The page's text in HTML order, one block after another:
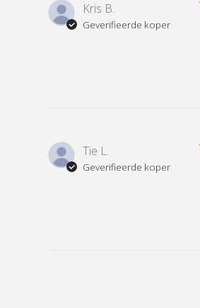
Kris B.
Geverifieerde koper
Tie L.
Geverifieerde koper